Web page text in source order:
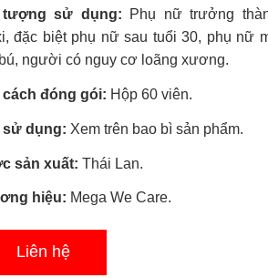
sử dụng: Phụ nữ trưởng
đặc biệt phụ nữ sau tuổi 30, phụ nữ
người có nguy cơ loãng xương.
cách đóng gói: Hộp 60 viên.
sử dụng: Xem trên bao bì sản phẩm.
sản xuất: Thái Lan.
hiệu: Mega We Care.
Liên hệ